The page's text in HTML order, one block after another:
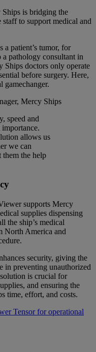
is bridging the
to support medical and
a patient’s tumor, for
a pathology consultant in
Ships doctors only operate
before surgery. Here,
gamechanger.
Mercy Ships
speed and
allows us
we can
them the help
supports Mercy
supplies dispensing
the ship’s medical
North America and
security, giving the
in preventing unauthorized
is crucial for
and ensuring the
time, effort, and costs.
Tensor for operational